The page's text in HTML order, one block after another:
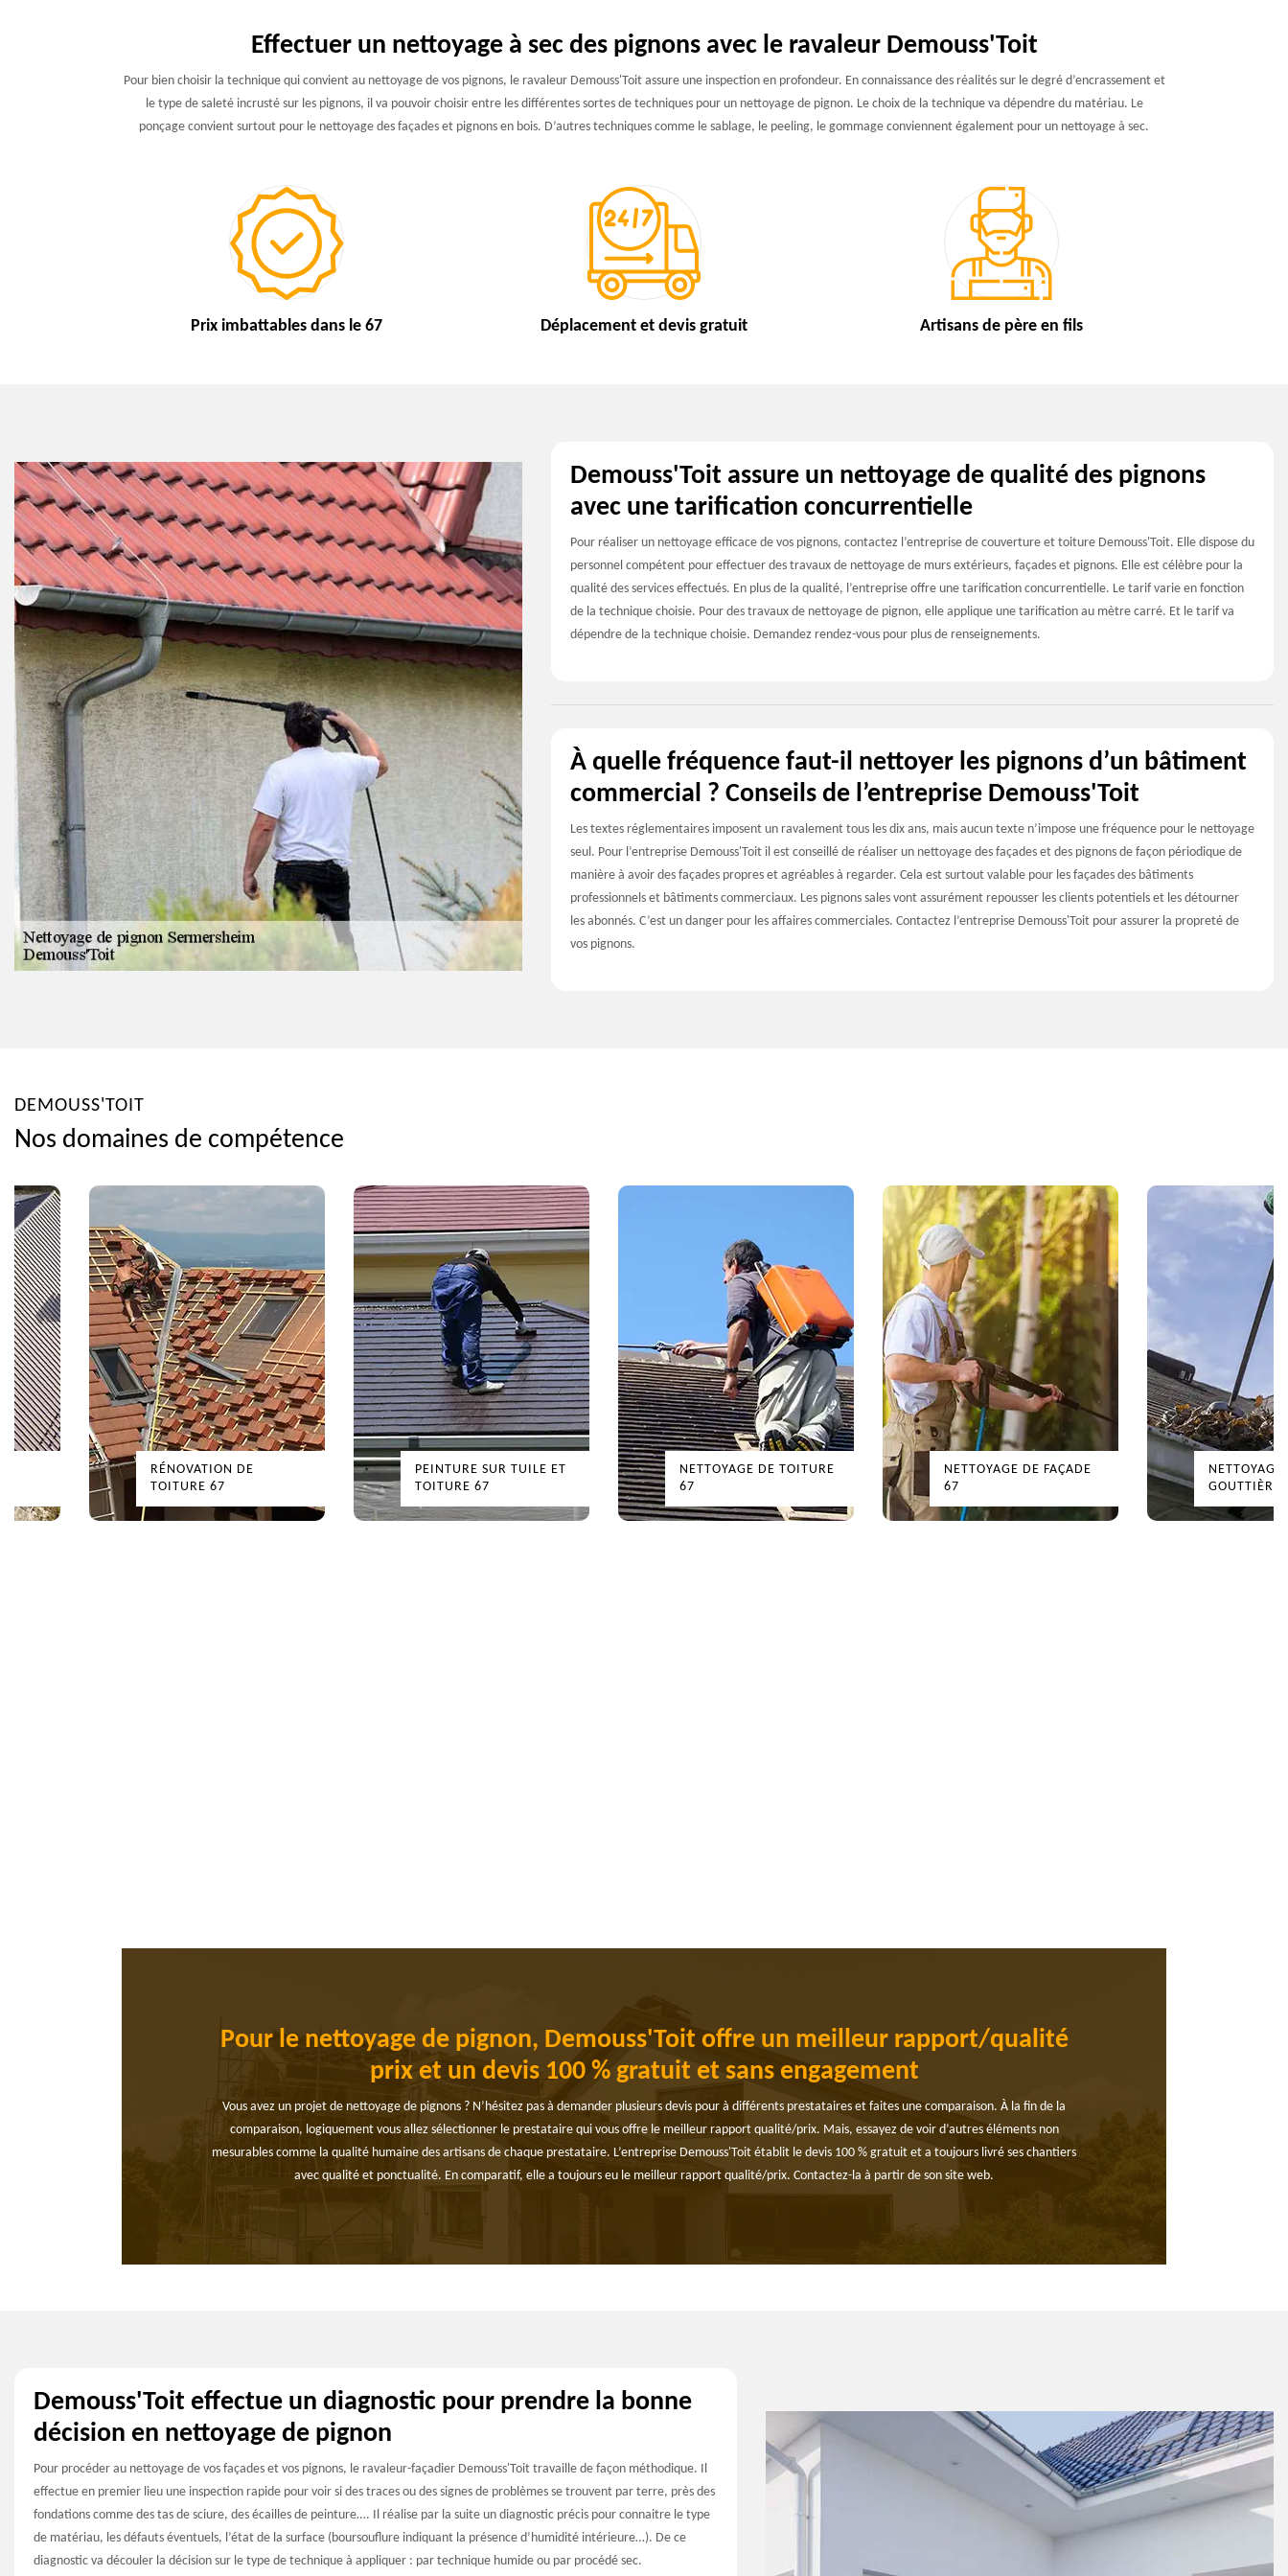
Effectuer un nettoyage à sec des pignons avec le ravaleur Demouss'Toit
Pour bien choisir la technique qui convient au nettoyage de vos pignons, le ravaleur Demouss'Toit assure une inspection en profondeur. En connaissance des réalités sur le degré d’encrassement et
le type de saleté incrusté sur les pignons, il va pouvoir choisir entre les différentes sortes de techniques pour un nettoyage de pignon. Le choix de la technique va dépendre du matériau. Le
ponçage convient surtout pour le nettoyage des façades et pignons en bois. D’autres techniques comme le sablage, le peeling, le gommage conviennent également pour un nettoyage à sec.
Prix imbattables dans le 67 Déplacement et devis gratuit Artisans de père en fils
Demouss'Toit assure un nettoyage de qualité des pignons
avec une tarification concurrentielle
Pour réaliser un nettoyage efficace de vos pignons, contactez l’entreprise de couverture et toiture Demouss'Toit. Elle dispose du
personnel compétent pour effectuer des travaux de nettoyage de murs extérieurs, façades et pignons. Elle est célèbre pour la
qualité des services effectués. En plus de la qualité, l’entreprise offre une tarification concurrentielle. Le tarif varie en fonction
de la technique choisie. Pour des travaux de nettoyage de pignon, elle applique une tarification au mètre carré. Et le tarif va
dépendre de la technique choisie. Demandez rendez-vous pour plus de renseignements.
À quelle fréquence faut-il nettoyer les pignons d’un bâtiment
commercial ? Conseils de l’entreprise Demouss'Toit
Les textes réglementaires imposent un ravalement tous les dix ans, mais aucun texte n’impose une fréquence pour le nettoyage
seul. Pour l’entreprise Demouss'Toit il est conseillé de réaliser un nettoyage des façades et des pignons de façon périodique de
manière à avoir des façades propres et agréables à regarder. Cela est surtout valable pour les façades des bâtiments
professionnels et bâtiments commerciaux. Les pignons sales vont assurément repousser les clients potentiels et les détourner
les abonnés. C’est un danger pour les affaires commerciales. Contactez l’entreprise Demouss'Toit pour assurer la propreté de
vos pignons.
DEMOUSS'TOIT
Nos domaines de compétence
RÉNOVATION DE
TOITURE 67
PEINTURE SUR TUILE ET
TOITURE 67
NETTOYAGE DE TOITURE
67
NETTOYAGE DE FAÇADE
67
NETTOYAGE
Pour le nettoyage de pignon, Demouss'Toit offre un meilleur rapport/qualité
prix et un devis 100 % gratuit et sans engagement
Vous avez un projet de nettoyage de pignons ? N’hésitez pas à demander plusieurs devis pour à différents prestataires et faites une comparaison. À la fin de la
comparaison, logiquement vous allez sélectionner le prestataire qui vous offre le meilleur rapport qualité/prix. Mais, essayez de voir d’autres éléments non
mesurables comme la qualité humaine des artisans de chaque prestataire. L’entreprise Demouss'Toit établit le devis 100 % gratuit et a toujours livré ses chantiers
avec qualité et ponctualité. En comparatif, elle a toujours eu le meilleur rapport qualité/prix. Contactez-la à partir de son site web.
Demouss'Toit effectue un diagnostic pour prendre la bonne
décision en nettoyage de pignon
Pour procéder au nettoyage de vos façades et vos pignons, le ravaleur-façadier Demouss'Toit travaille de façon méthodique. Il
effectue en premier lieu une inspection rapide pour voir si des traces ou des signes de problèmes se trouvent par terre, près des
fondations comme des tas de sciure, des écailles de peinture…. Il réalise par la suite un diagnostic précis pour connaitre le type
de matériau, les défauts éventuels, l’état de la surface (boursouflure indiquant la présence d’humidité intérieure…). De ce
diagnostic va découler la décision sur le type de technique à appliquer : par technique humide ou par procédé sec.